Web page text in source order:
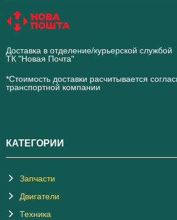
Доставка в отделение/курьерской службой
ТК "Новая Почта"
*Стоимость доставки расчитывается
транспортной компании
КАТЕГОРИИ
Запчасти
Двигатели
Техника